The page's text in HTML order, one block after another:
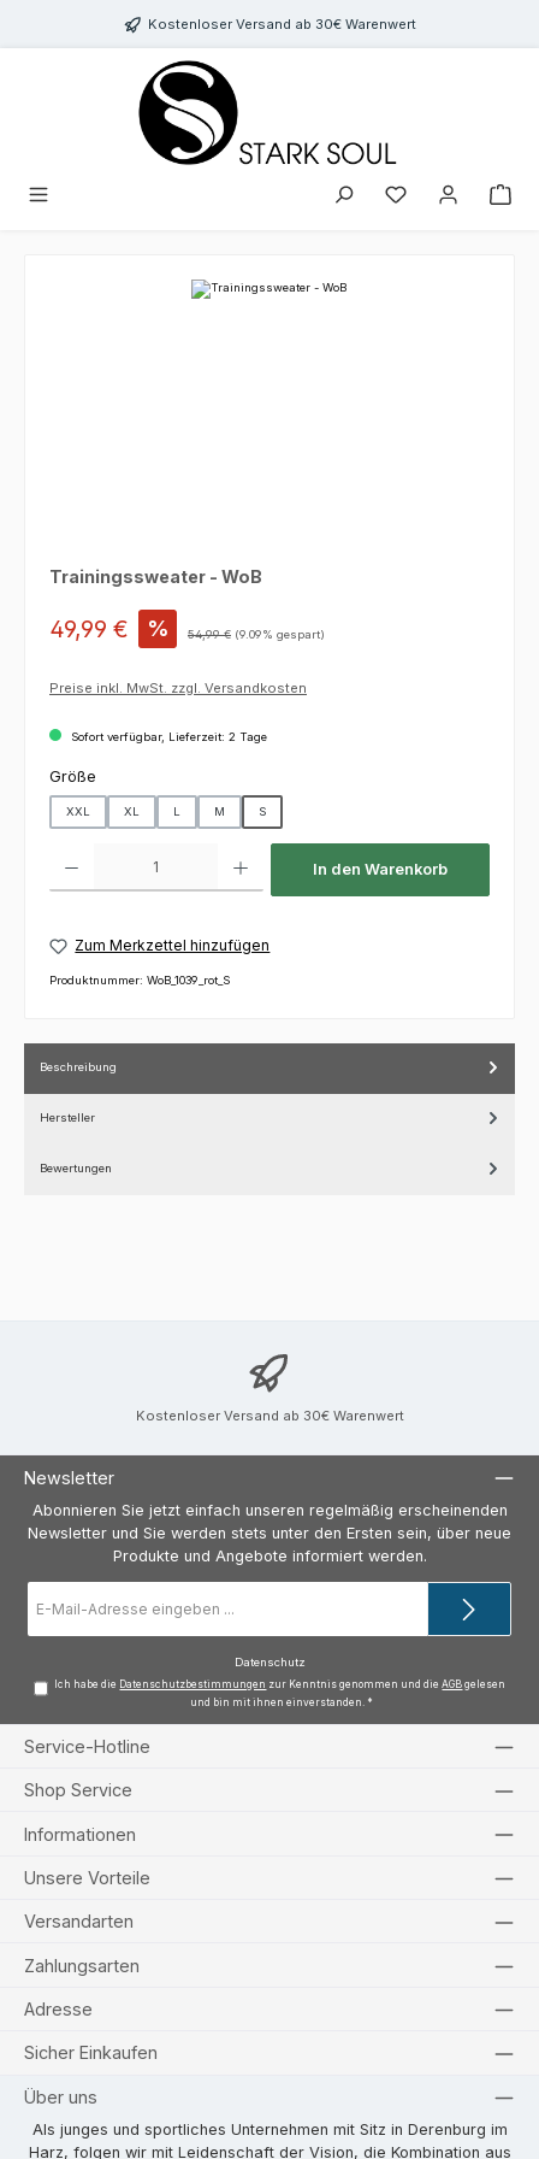
Zum Hauptinhalt springenKostenloser Versand ab 30€ Warenwert
Bildergalerie überspringen
Trainingssweater - WoB
49,99 € % Regulärer Preis:
54,99 € (9.09% gespart)
Preise inkl. MwSt. zzgl. Versandkosten
Sofort verfügbar, Lieferzeit: 2 Tage
Größe
XXL XL L M S
In den Warenkorb
Zum Merkzettel hinzufügen
Produktnummer: WoB_1039_rot_S
Beschreibung
Hersteller
Bewertungen
Kostenloser Versand ab 30€ Warenwert
Newsletter
Abonnieren Sie jetzt einfach unseren regelmäßig erscheinenden
Newsletter und Sie werden stets unter den Ersten sein, über neue
Produkte und Angebote informiert werden.
Mail-
Adresse
Datenschutz
Ich habe die Datenschutzbestimmungen zur Kenntnis genommen und dieAGB gelesen
und bin mit ihnen einverstanden. *
Service-Hotline
Shop Service
Informationen
Unsere Vorteile
Versandarten
Zahlungsarten
Adresse
Sicher Einkaufen
Über uns
Als junges und sportliches Unternehmen mit Sitz in Derenburg im
Harz, folgen wir mit Leidenschaft der Vision, die Kombination aus